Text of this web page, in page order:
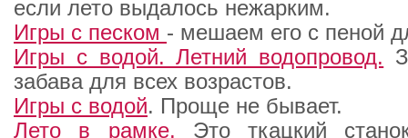
если лето выдалось нежарким.
Игры с песком - мешаем его с пеной
Игры с водой. Летний водопровод.
забава для всех возрастов.
Игры с водой. Проще не бывает.
Лето в рамке. Это ткацкий